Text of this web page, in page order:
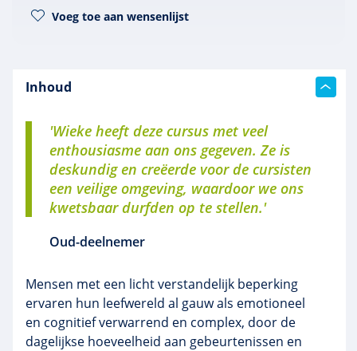
Voeg toe aan wensenlijst
Inhoud
'Wieke heeft deze cursus met veel
enthousiasme aan ons gegeven. Ze is
deskundig en creëerde voor de cursisten
een veilige omgeving, waardoor we ons
kwetsbaar durfden op te stellen.'
Oud-deelnemer
Mensen met een licht verstandelijk beperking
ervaren hun leefwereld al gauw als emotioneel
en cognitief verwarrend en complex, door de
dagelijkse hoeveelheid aan gebeurtenissen en